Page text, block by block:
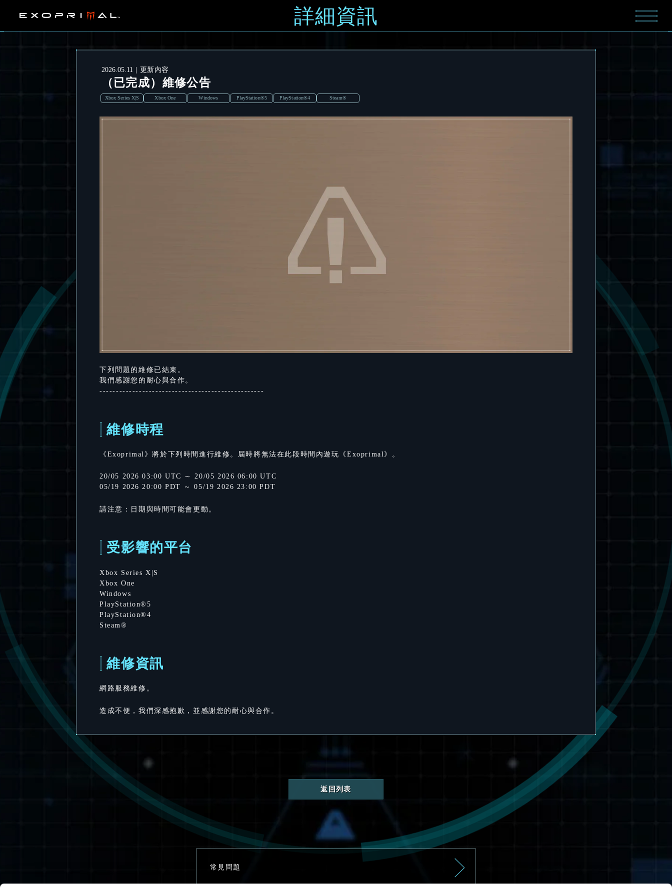
詳細資訊
2026.05.11 更新內容
（已完成）維修公告
Xbox Series X|S Xbox One Windows PlayStation®5 PlayStation®4 Steam®
下列問題的維修已結束。
我們感謝您的耐心與合作。
--------------------------------------------------
維修時程
《Exoprimal》將於下列時間進行維修。屆時將無法在此段時間內遊玩《Exoprimal》。
20/05 2026 03:00 UTC ～ 20/05 2026 06:00 UTC
05/19 2026 20:00 PDT ～ 05/19 2026 23:00 PDT
請注意：日期與時間可能會更動。
受影響的平台
Xbox Series X|S
Xbox One
Windows
PlayStation®5
PlayStation®4
Steam®
維修資訊
網路服務維修。
造成不便，我們深感抱歉，並感謝您的耐心與合作。
返回列表
常見問題